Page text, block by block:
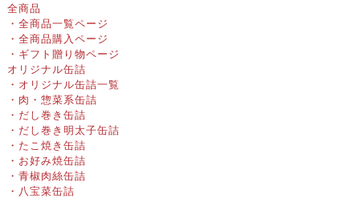
全商品
・全商品一覧ページ
・全商品購入ページ
・ギフト贈り物ページ
オリジナル缶詰
・オリジナル缶詰一覧
・肉・惣菜系缶詰
・だし巻き缶詰
・だし巻き明太子缶詰
・たこ焼き缶詰
・お好み焼缶詰
・青椒肉絲缶詰
・八宝菜缶詰